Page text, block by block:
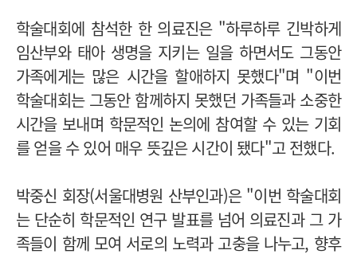
학술대회에 참석한 한 의료진은 "하루하루 긴박하게
임산부와 태아 생명을 지키는 일을 하면서도 그동안
가족에게는 많은 시간을 할애하지 못했다"며 "이번
학술대회는 그동안 함께하지 못했던 가족들과 소중한
시간을 보내며 학문적인 논의에 참여할 수 있는 기회
를 얻을 수 있어 매우 뜻깊은 시간이 됐다"고 전했다.
박중신 회장(서울대병원 산부인과)은 "이번 학술대회
는 단순히 학문적인 연구 발표를 넘어 의료진과 그 가
족들이 함께 모여 서로의 노력과 고충을 나누고, 향후